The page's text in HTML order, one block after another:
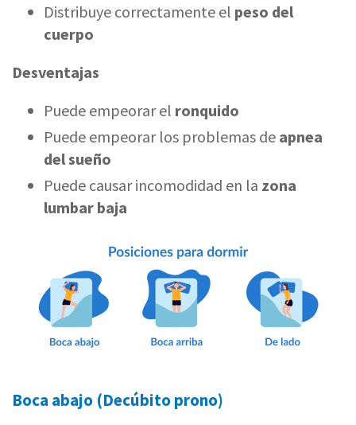
Distribuye correctamente el peso del
cuerpo
Desventajas
Puede empeorar el ronquido
Puede empeorar los problemas de apnea
del sueño
Puede causar incomodidad en la zona
lumbar baja
Boca abajo (Decúbito prono)